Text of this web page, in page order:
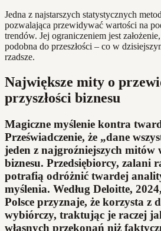
Jedna z najstarszych statystycznych
pozwalająca przewidywać wartości na
trendów. Jej ograniczeniem jest
podobna do przeszłości – co w
rzadsze.
Największe mity o
przyszłości biznesu
Magiczne myślenie kontra
Przeświadczenie, że „dane
jeden z najgroźniejszych mitów
biznesu. Przedsiębiorcy, zalani
potrafią odróżnić twardej
myślenia. Według Deloitte,
Polsce przyznaje, że korzysta z
wybiórczy, traktując je raczej
własnych przekonań niż